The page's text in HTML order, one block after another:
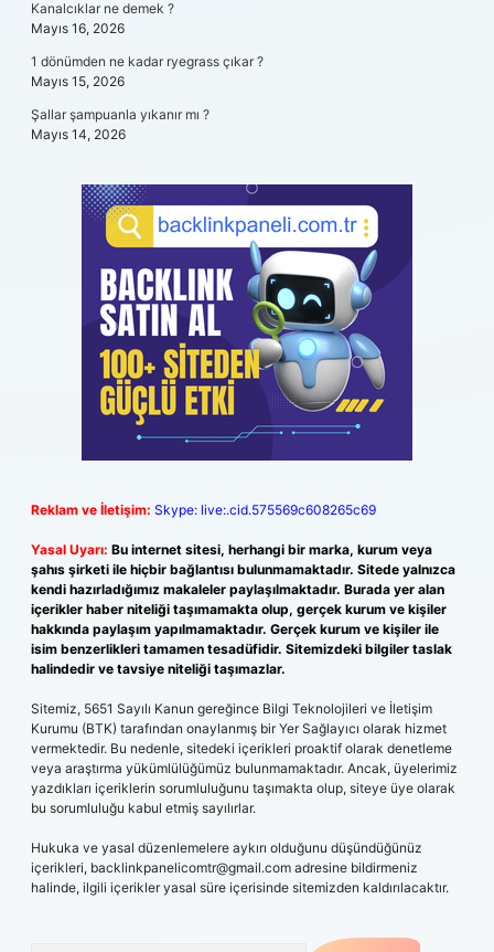
Kanalcıklar ne demek ?
Mayıs 16, 2026
1 dönümden ne kadar ryegrass çıkar ?
Mayıs 15, 2026
Şallar şampuanla yıkanır mı ?
Mayıs 14, 2026
Reklam ve İletişim: Skype: live:.cid.575569c608265c69
Yasal Uyarı: Bu internet sitesi, herhangi bir marka, kurum veya
şahıs şirketi ile hiçbir bağlantısı bulunmamaktadır. Sitede yalnızca
kendi hazırladığımız makaleler paylaşılmaktadır. Burada yer alan
içerikler haber niteliği taşımamakta olup, gerçek kurum ve kişiler
hakkında paylaşım yapılmamaktadır. Gerçek kurum ve kişiler ile
isim benzerlikleri tamamen tesadüfidir. Sitemizdeki bilgiler taslak
halindedir ve tavsiye niteliği taşımazlar.
Sitemiz, 5651 Sayılı Kanun gereğince Bilgi Teknolojileri ve İletişim
Kurumu (BTK) tarafından onaylanmış bir Yer Sağlayıcı olarak hizmet
vermektedir. Bu nedenle, sitedeki içerikleri proaktif olarak denetleme
veya araştırma yükümlülüğümüz bulunmamaktadır. Ancak, üyelerimiz
yazdıkları içeriklerin sorumluluğunu taşımakta olup, siteye üye olarak
bu sorumluluğu kabul etmiş sayılırlar.
Hukuka ve yasal düzenlemelere aykırı olduğunu düşündüğünüz
içerikleri, backlinkpanelicomtr@gmail.com adresine bildirmeniz
halinde, ilgili içerikler yasal süre içerisinde sitemizden kaldırılacaktır.